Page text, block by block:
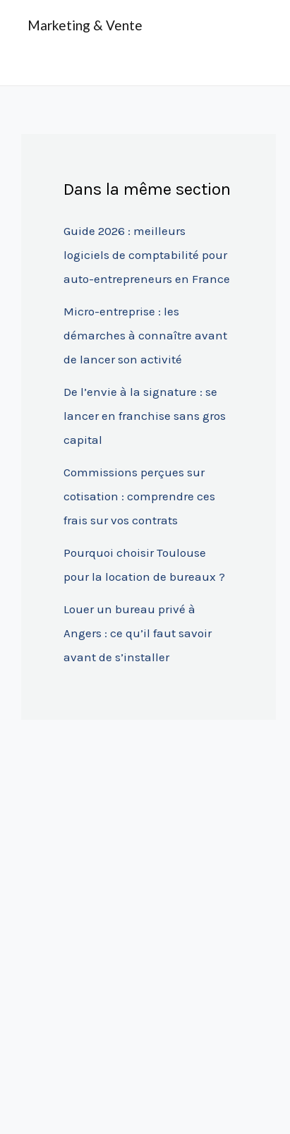
Marketing & Vente
Dans la même section
Guide 2026 : meilleurs
logiciels de comptabilité pour
auto-entrepreneurs en France
Micro-entreprise : les
démarches à connaître avant
de lancer son activité
De l’envie à la signature : se
lancer en franchise sans gros
capital
Commissions perçues sur
cotisation : comprendre ces
frais sur vos contrats
Pourquoi choisir Toulouse
pour la location de bureaux ?
Louer un bureau privé à
Angers : ce qu’il faut savoir
avant de s’installer